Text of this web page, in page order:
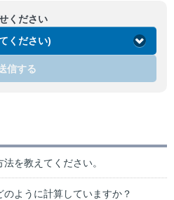
ください
ください)
信する
を教えてください。
のように計算していますか？